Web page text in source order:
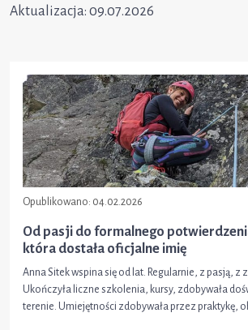
Aktualizacja: 09.07.2026
Opublikowano: 04.02.2026
Od pasji do formalnego
która dostała oficjalne imię
Anna Sitek wspina się od lat. Regularnie, z pasją, z
Ukończyła liczne szkolenia, kursy, zdobywała
terenie. Umiejętności zdobywała przez praktykę,